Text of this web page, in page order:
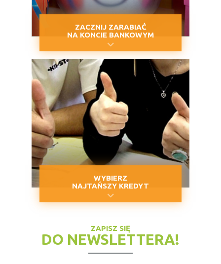
ZACZNIJ ZARABIAĆ
NA KONCIE BANKOWYM
WYBIERZ
NAJTAŃSZY KREDYT
ZAPISZ SIĘ
DO NEWSLETTERA!